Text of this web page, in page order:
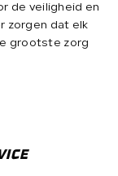
de veiligheid en
zorgen dat elk
grootste zorg